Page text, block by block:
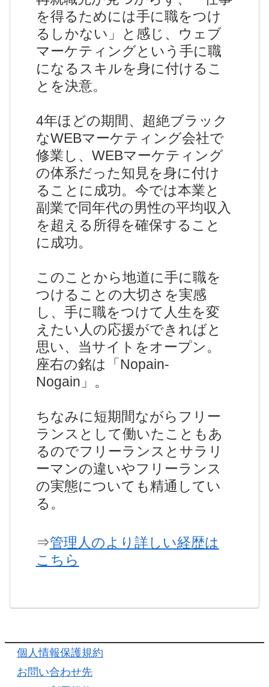
を得るためには手に職をつけ
るしかない」と感じ、ウェブ
マーケティングという手に職
になるスキルを身に付けるこ
とを決意。
4年ほどの期間、超絶ブラック
なWEBマーケティング会社で
修業し、WEBマーケティング
の体系だった知見を身に付け
ることに成功。今では本業と
副業で同年代の男性の平均収入
を超える所得を確保すること
に成功。
このことから地道に手に職を
つけることの大切さを実感
し、手に職をつけて人生を変
えたい人の応援ができればと
思い、当サイトをオープン。
座右の銘は「Nopain-
Nogain」。
ちなみに短期間ながらフリー
ランスとして働いたこともあ
るのでフリーランスとサラリ
ーマンの違いやフリーランス
の実態についても精通してい
る。
⇒管理人のより詳しい経歴は
こちら
個人情報保護規約
お問い合わせ先